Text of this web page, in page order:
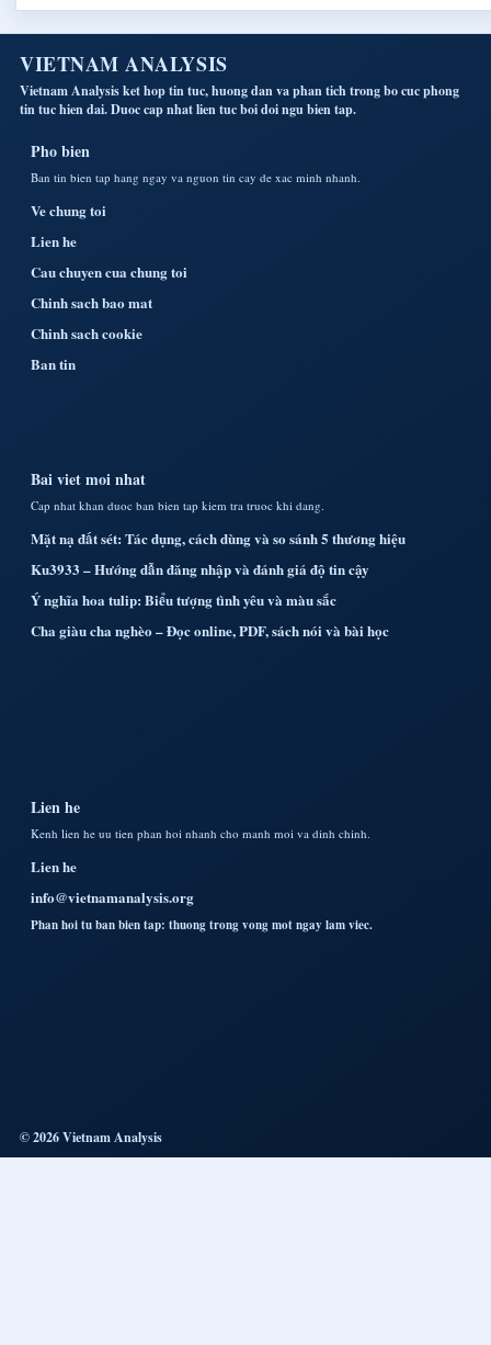
VIETNAM ANALYSIS
Vietnam Analysis ket hop tin tuc, huong dan va phan tich trong bo cuc phong
tin tuc hien dai. Duoc cap nhat lien tuc boi doi ngu bien tap.
Pho bien
Ban tin bien tap hang ngay va nguon tin cay de xac minh nhanh.
Ve chung toi
Lien he
Cau chuyen cua chung toi
Chinh sach bao mat
Chinh sach cookie
Ban tin
Bai viet moi nhat
Cap nhat khan duoc ban bien tap kiem tra truoc khi dang.
Mặt nạ đất sét: Tác dụng, cách dùng và so sánh 5 thương hiệu
Ku3933 – Hướng dẫn đăng nhập và đánh giá độ tin cậy
Ý nghĩa hoa tulip: Biểu tượng tình yêu và màu sắc
Cha giàu cha nghèo – Đọc online, PDF, sách nói và bài học
Lien he
Kenh lien he uu tien phan hoi nhanh cho manh moi va dinh chinh.
Lien he
info@vietnamanalysis.org
Phan hoi tu ban bien tap: thuong trong vong mot ngay lam viec.
© 2026 Vietnam Analysis